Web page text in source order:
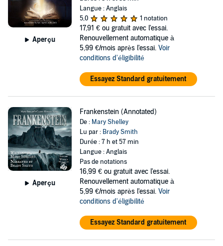
Aperçu
Langue : Anglais
5,0
1 notation
17,91 € ou gratuit avec l'essai.
Renouvellement automatique à
5,99 €/mois après l'essai. Voir
conditions d'éligibilité
Essayez Standard gratuitement
Aperçu
Frankenstein (Annotated)
De : Mary Shelley
Lu par : Brady Smith
Durée : 7 h et 57 min
Langue : Anglais
Pas de notations
16,99 € ou gratuit avec l'essai.
Renouvellement automatique à
5,99 €/mois après l'essai. Voir
conditions d'éligibilité
Essayez Standard gratuitement